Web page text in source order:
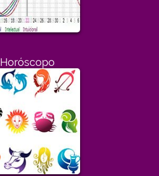
Horóscopo